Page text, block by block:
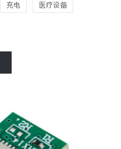
充电 医疗设备